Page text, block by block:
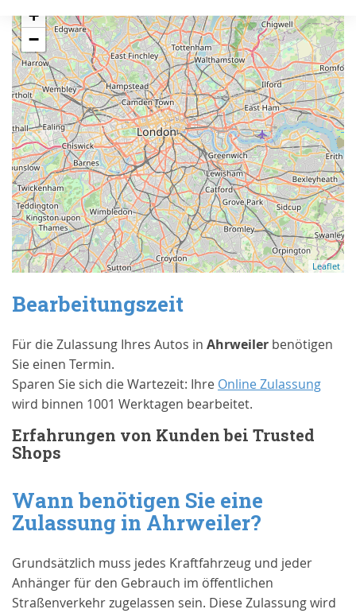
+
−
Leaflet
Bearbeitungszeit
Für die Zulassung Ihres Autos in Ahrweiler benötigen
Sie einen Termin.
Sparen Sie sich die Wartezeit: Ihre Online Zulassung
wird binnen 1001 Werktagen bearbeitet.
Erfahrungen von Kunden bei Trusted
Shops
Wann benötigen Sie eine
Zulassung in Ahrweiler?
Grundsätzlich muss jedes Kraftfahrzeug und jeder
Anhänger für den Gebrauch im öffentlichen
Straßenverkehr zugelassen sein. Diese Zulassung wird